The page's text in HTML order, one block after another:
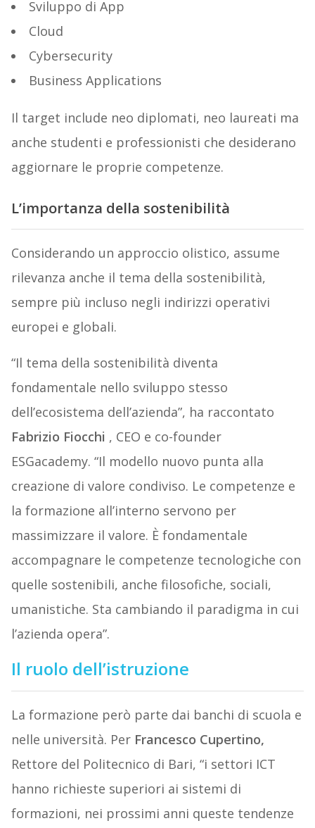
Sviluppo di App
Cloud
Cybersecurity
Business Applications
Il target include neo diplomati, neo laureati ma
anche studenti e professionisti che desiderano
aggiornare le proprie competenze.
L’importanza della sostenibilità
Considerando un approccio olistico, assume
rilevanza anche il tema della sostenibilità,
sempre più incluso negli indirizzi operativi
europei e globali.
“Il tema della sostenibilità diventa
fondamentale nello sviluppo stesso
dell’ecosistema dell’azienda”, ha raccontato
Fabrizio Fiocchi , CEO e co-founder
ESGacademy. “Il modello nuovo punta alla
creazione di valore condiviso. Le competenze e
la formazione all’interno servono per
massimizzare il valore. È fondamentale
accompagnare le competenze tecnologiche con
quelle sostenibili, anche filosofiche, sociali,
umanistiche. Sta cambiando il paradigma in cui
l’azienda opera”.
Il ruolo dell’istruzione
La formazione però parte dai banchi di scuola e
nelle università. Per Francesco Cupertino,
Rettore del Politecnico di Bari, “i settori ICT
hanno richieste superiori ai sistemi di
formazioni, nei prossimi anni queste tendenze